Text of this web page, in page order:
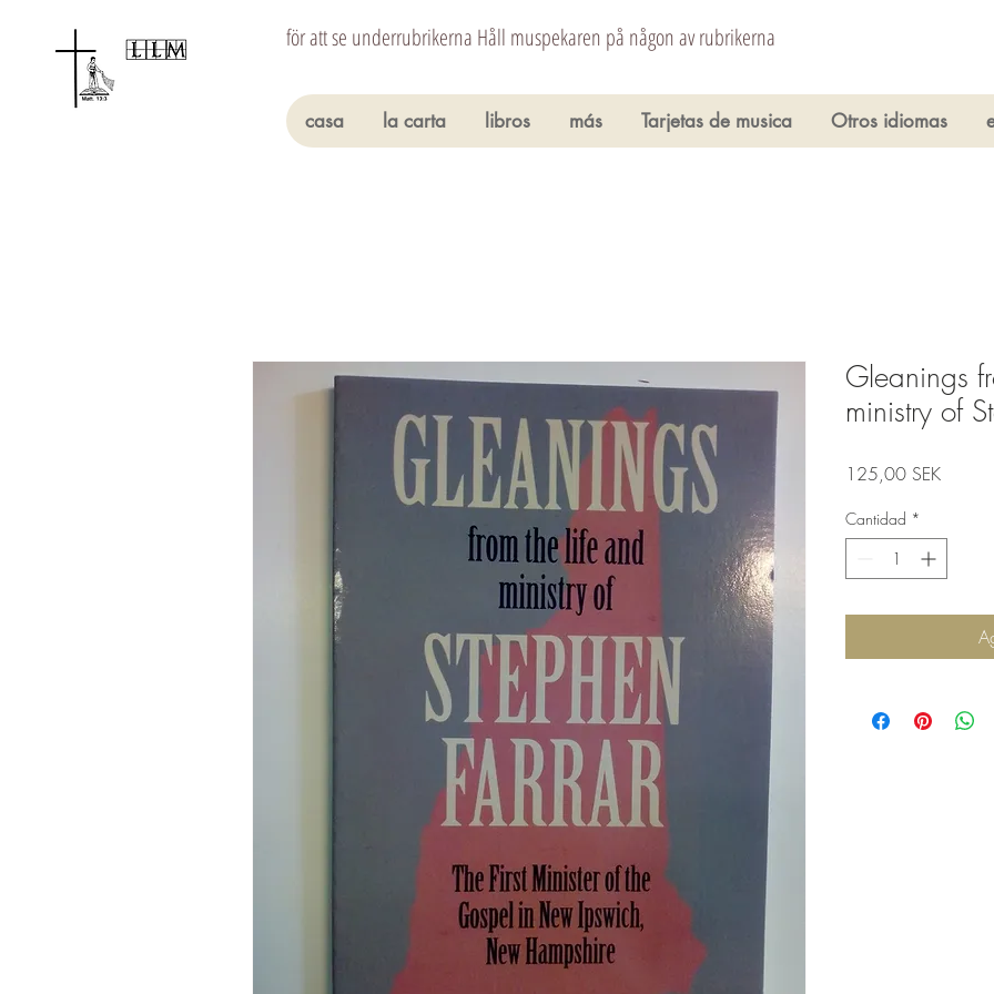
för att se underrubrikerna Håll muspekaren på någon av rubrikerna
casa la carta libros más Tarjetas de musica Otros idiomas
Gleanings
ministry of
125,00 SEKPrecio
Cantidad *